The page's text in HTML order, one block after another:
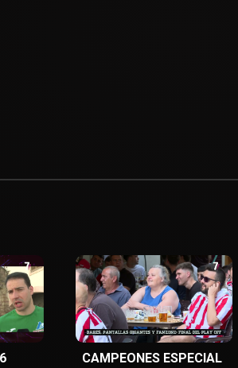
CAMPEONES ESPECIAL